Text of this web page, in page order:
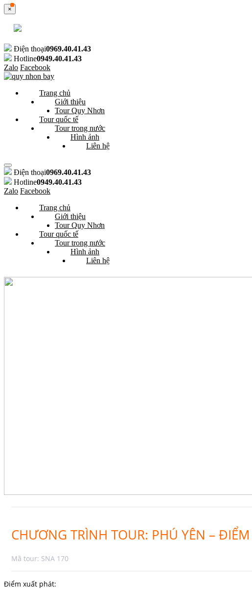
×
Điện thoại0969.40.41.43
Hotline0949.40.41.43
Zalo Facebook
Trang chủ
Giới thiệu
Tour Quy Nhơn
Tour quốc tế
Tour trong nước
Hình ảnh
Liên hệ
Điện thoại0969.40.41.43
Hotline0949.40.41.43
Zalo Facebook
Trang chủ
Giới thiệu
Tour Quy Nhơn
Tour quốc tế
Tour trong nước
Hình ảnh
Liên hệ
CHƯƠNG TRÌNH TOUR: PHÚ YÊN –
Mã tour: SNA 170
Điểm xuất phát: